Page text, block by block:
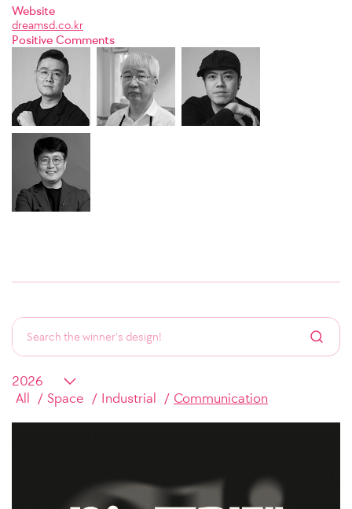
Website
dreamsd.co.kr
Positive Comments
All Space Industrial Communication